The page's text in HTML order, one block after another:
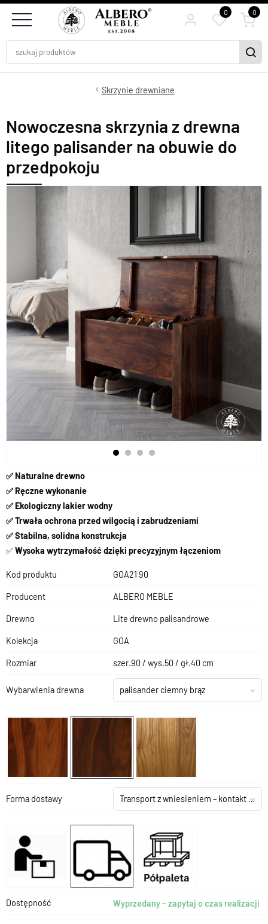
0 0
Skrzynie drewniane
Nowoczesna skrzynia z drewna
litego palisander na obuwie do
przedpokoju
✅ Naturalne drewno
✅ Ręczne wykonanie
✅ Ekologiczny lakier wodny
✅ Trwała ochrona przed wilgocią i zabrudzeniami
✅ Stabilna, solidna konstrukcja
✅Wysoka wytrzymałość dzięki precyzyjnym łączeniom
Kod produktu GOA21 90
Producent ALBERO MEBLE
Drewno Lite drewno palisandrowe
Kolekcja GOA
Rozmiar szer.90 / wys.50 / gł.40 cm
Wybarwienia drewna palisander ciemny brąz
Forma dostawy Transport z wniesieniem – kontakt z salonem
Dostępność Wyprzedany – zapytaj o czas realizacji